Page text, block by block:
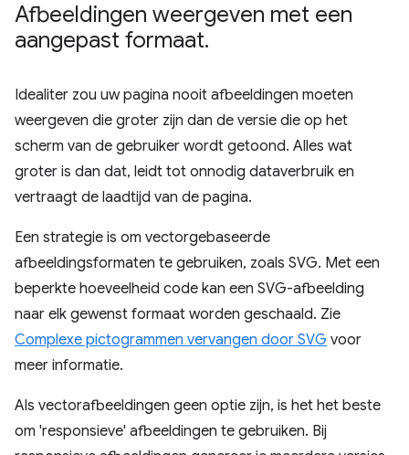
Afbeeldingen weergeven met een
aangepast formaat.
Idealiter zou uw pagina nooit afbeeldingen moeten
weergeven die groter zijn dan de versie die op het
scherm van de gebruiker wordt getoond. Alles wat
groter is dan dat, leidt tot onnodig dataverbruik en
vertraagt ​​de laadtijd van de pagina.
Een strategie is om vectorgebaseerde
afbeeldingsformaten te gebruiken, zoals SVG. Met een
beperkte hoeveelheid code kan een SVG-afbeelding
naar elk gewenst formaat worden geschaald. Zie
Complexe pictogrammen vervangen door SVG voor
meer informatie.
Als vectorafbeeldingen geen optie zijn, is het het beste
om 'responsieve' afbeeldingen te gebruiken. Bij